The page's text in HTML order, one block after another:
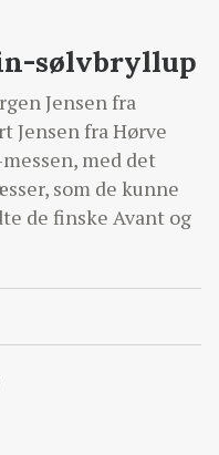
sølvbryllup
Jensen fra
Jensen fra Hørve
med det
som de kunne
de finske Avant og